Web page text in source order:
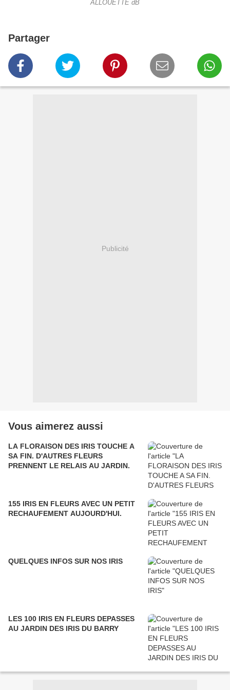
ALLOUETTE dB
Partager
Publicité
Vous aimerez aussi
LA FLORAISON DES IRIS TOUCHE A
SA FIN. D'AUTRES FLEURS
PRENNENT LE RELAIS AU JARDIN.
155 IRIS EN FLEURS AVEC UN PETIT
RECHAUFEMENT AUJOURD'HUI.
QUELQUES INFOS SUR NOS IRIS
LES 100 IRIS EN FLEURS DEPASSES
AU JARDIN DES IRIS DU BARRY